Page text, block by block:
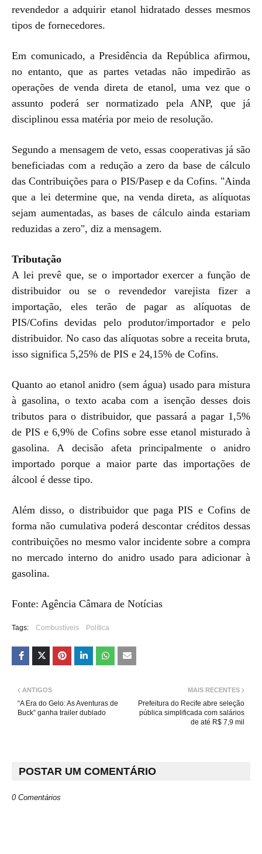
revendedor a adquirir etanol hidratado desses mesmos
tipos de fornecedores.
Em comunicado, a Presidência da República afirmou,
no entanto, que as partes vetadas não impedirão as
operações de venda direta de etanol, uma vez que o
assunto poderá ser normatizado pela ANP, que já
disciplinou essa matéria por meio de resolução.
Segundo a mensagem de veto, essas cooperativas já são
beneficiadas com a redução a zero da base de cálculo
das Contribuições para o PIS/Pasep e da Cofins. "Ainda
que a lei determine que, na venda direta, as alíquotas
sejam aumentadas, as bases de cálculo ainda estariam
reduzidas a zero", diz a mensagem.
Tributação
A lei prevê que, se o importador exercer a função de
distribuidor ou se o revendedor varejista fizer a
importação, eles terão de pagar as alíquotas de
PIS/Cofins devidas pelo produtor/importador e pelo
distribuidor. No caso das alíquotas sobre a receita bruta,
isso significa 5,25% de PIS e 24,15% de Cofins.
Quanto ao etanol anidro (sem água) usado para mistura
à gasolina, o texto acaba com a isenção desses dois
tributos para o distribuidor, que passará a pagar 1,5%
de PIS e 6,9% de Cofins sobre esse etanol misturado à
gasolina. A decisão afeta principalmente o anidro
importado porque a maior parte das importações de
álcool é desse tipo.
Além disso, o distribuidor que paga PIS e Cofins de
forma não cumulativa poderá descontar créditos dessas
contribuições no mesmo valor incidente sobre a compra
no mercado interno do anidro usado para adicionar à
gasolina.
Fonte: Agência Câmara de Notícias
Tags: Combustíveis Política
MAIS RECENTES
Prefeitura do Recife abre seleção
pública simplificada com salários
de até R$ 7,9 mil
ANTIGOS
“A Era do Gelo: As Aventuras de
Buck” ganha trailer dublado
POSTAR UM COMENTÁRIO
0 Comentários